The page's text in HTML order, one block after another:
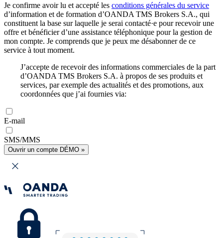
Je confirme avoir lu et accepté les conditions générales du service
d’information et de formation d’OANDA TMS Brokers S.A., qui
constituent la base sur laquelle je serai contacté·e pour recevoir une
offre et bénéficier d’une assistance téléphonique pour la gestion de
mon compte. Je comprends que je peux me désabonner de ce
service à tout moment.
J’accepte de recevoir des informations commerciales de la part
d’OANDA TMS Brokers S.A. à propos de ses produits et
services, par exemple des actualités et des promotions, aux
coordonnées que j’ai fournies via:
E-mail
SMS/MMS
Ouvrir un compte DÉMO »